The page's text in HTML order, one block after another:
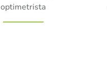
optimetrista